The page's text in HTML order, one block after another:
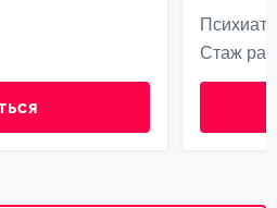
Стаж